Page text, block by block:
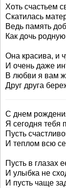
Хоть счастьем
Скатилась
Ведь память
Как дочь
Она красива, и
И очень даже
В любви я вам
Друг друга
С днем
Я сегодня тебя
Пусть
И теплом всю
Пусть в глазах
И улыбка не
И пусть чаще